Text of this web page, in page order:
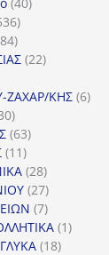
1536
προϊόντα
184
προϊόντα
2222
ΖΑΧΑΡ/ΚΗΣ 66
130
προϊόντα
6363
1111
προϊόντα
2828
προϊόντα
2727
προϊόντα
77
προϊόντα
11
1818